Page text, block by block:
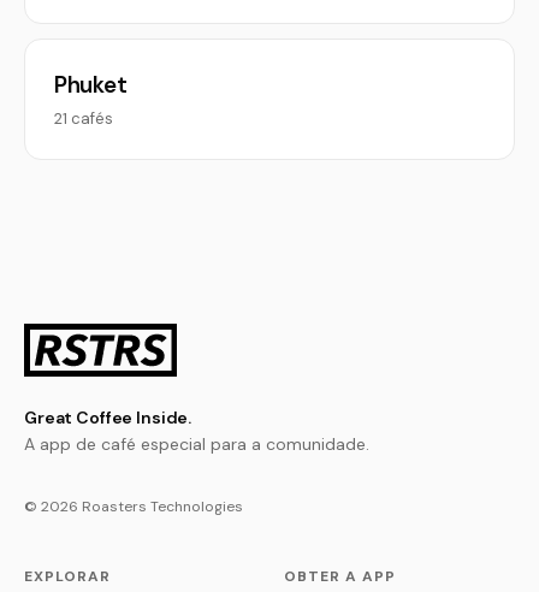
Phuket
21 cafés
Great Coffee Inside.
A app de café especial para a comunidade.
© 2026 Roasters Technologies
EXPLORAR OBTER A APP